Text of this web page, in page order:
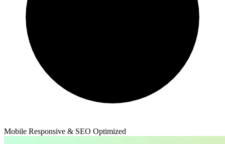
Mobile Responsive & SEO Optimized